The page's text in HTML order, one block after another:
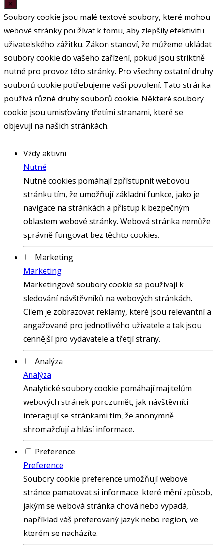
✕
Soubory cookie jsou malé textové soubory, které mohou
webové stránky používat k tomu, aby zlepšily efektivitu
uživatelského zážitku. Zákon stanoví, že můžeme ukládat
soubory cookie do vašeho zařízení, pokud jsou striktně
nutné pro provoz této stránky. Pro všechny ostatní druhy
souborů cookie potřebujeme vaši povolení. Tato stránka
používá různé druhy souborů cookie. Některé soubory
cookie jsou umisťovány třetími stranami, které se
objevují na našich stránkách.
Vždy aktivní
Nutné
Nutné cookies pomáhají zpřístupnit webovou
stránku tím, že umožňují základní funkce, jako je
navigace na stránkách a přístup k bezpečným
oblastem webové stránky. Webová stránka nemůže
správně fungovat bez těchto cookies.
Marketing
Marketing
Marketingové soubory cookie se používají k
sledování návštěvníků na webových stránkách.
Cílem je zobrazovat reklamy, které jsou relevantní a
angažované pro jednotlivého uživatele a tak jsou
cennější pro vydavatele a třetjí strany.
Analýza
Analýza
Analytické soubory cookie pomáhají majitelům
webových stránek porozumět, jak návštěvníci
interagují se stránkami tím, že anonymně
shromažďují a hlásí informace.
Preference
Preference
Soubory cookie preference umožňují webové
stránce pamatovat si informace, které mění způsob,
jakým se webová stránka chová nebo vypadá,
například váš preferovaný jazyk nebo region, ve
kterém se nacházíte.